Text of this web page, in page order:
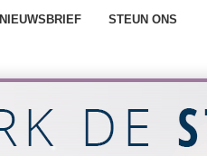
NIEUWSBRIEF STEUN ONS